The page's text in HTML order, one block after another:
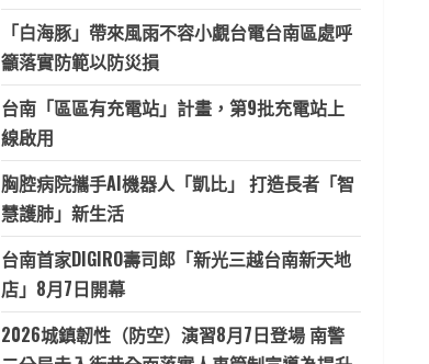
「白海豚」帶來風雨不容小覷台電台南區處呼
籲落實防範以防災損
台南「區區有充電站」計畫，第9批充電站上
線啟用
胸腔病院攜手AI機器人「凱比」 打造長者「智
慧護肺」新生活
台南首家DIGIRO壽司郎「新光三越台南新天地
店」8月7日開幕
2026城鎮韌性（防空）演習8月7日登場 南警